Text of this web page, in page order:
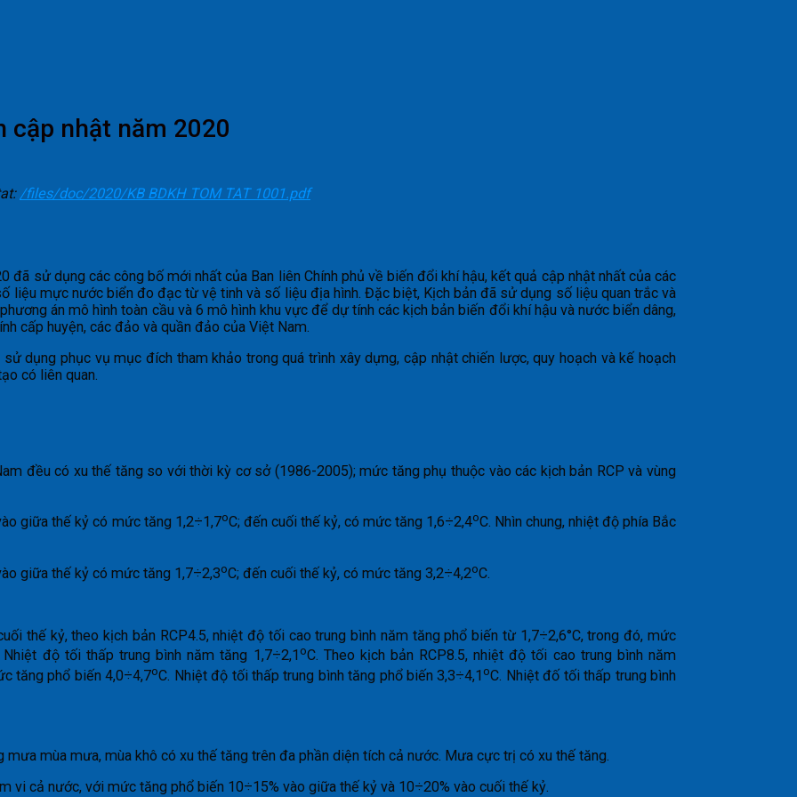
cập nhật năm 2020
/files/doc/2020/KB BDKH TOM TAT 1001.pdf
đã sử dụng các công bố mới nhất của Ban liên Chính phủ về biến đổi khí hậu, kết quả cập nhật nhất của các
liệu mực nước biển đo đạc từ vệ tinh và số liệu địa hình. Đặc biệt, Kịch bản đã sử dụng số liệu quan trắc và
án mô hình toàn cầu và 6 mô hình khu vực để dự tính các kịch bản biến đổi khí hậu và nước biển dâng,
cấp huyện, các đảo và quần đảo của Việt Nam.
dụng phục vụ mục đích tham khảo trong quá trình xây dựng, cập nhật chiến lược, quy hoạch và kế hoạch
có liên quan.
đều có xu thế tăng so với thời kỳ cơ sở (1986-2005); mức tăng phụ thuộc vào các kịch bản RCP và vùng
giữa thế kỷ có mức tăng 1,2÷1,7oC; đến cuối thế kỷ, có mức tăng 1,6÷2,4oC. Nhìn chung, nhiệt độ phía Bắc
giữa thế kỷ có mức tăng 1,7÷2,3oC; đến cuối thế kỷ, có mức tăng 3,2÷4,2oC.
thế kỷ, theo kịch bản RCP4.5, nhiệt độ tối cao trung bình năm tăng phổ biến từ 1,7÷2,6°C, trong đó, mức
độ tối thấp trung bình năm tăng 1,7÷2,1 oC. Theo kịch bản RCP8.5, nhiệt độ tối cao trung bình năm
tăng phổ biến 4,0÷4,7oC. Nhiệt độ tối thấp trung bình tăng phổ biến 3,3÷4,1oC. Nhiệt đố tối thấp trung bình
mùa mưa, mùa khô có xu thế tăng trên đa phần diện tích cả nước. Mưa cực trị có xu thế tăng.
vi cả nước, với mức tăng phổ biến 10÷15% vào giữa thế kỷ và 10÷20% vào cuối thế kỷ.